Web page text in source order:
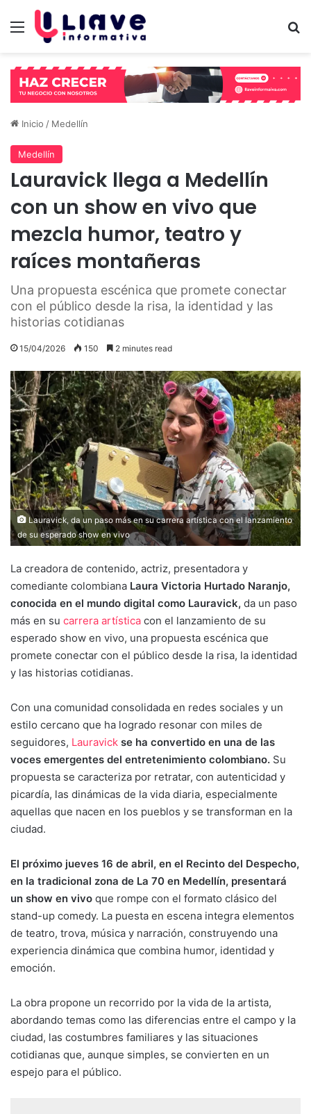
Menú
Inicio / Medellín
Medellín
Lauravick llega a Medellín
con un show en vivo que
mezcla humor, teatro y
raíces montañeras
Una propuesta escénica que promete conectar
con el público desde la risa, la identidad y las
historias cotidianas
15/04/2026 150 2 minutes read
Lauravick, da un paso más en su carrera artística con el lanzamiento
de su esperado show en vivo
La creadora de contenido, actriz, presentadora y
comediante colombiana Laura Victoria Hurtado Naranjo,
conocida en el mundo digital como Lauravick, da un paso
más en su carrera artística con el lanzamiento de su
esperado show en vivo, una propuesta escénica que
promete conectar con el público desde la risa, la identidad
y las historias cotidianas.
Con una comunidad consolidada en redes sociales y un
estilo cercano que ha logrado resonar con miles de
seguidores, Lauravick se ha convertido en una de las
voces emergentes del entretenimiento colombiano. Su
propuesta se caracteriza por retratar, con autenticidad y
picardía, las dinámicas de la vida diaria, especialmente
aquellas que nacen en los pueblos y se transforman en la
ciudad.
El próximo jueves 16 de abril, en el Recinto del Despecho,
en la tradicional zona de La 70 en Medellín, presentará
un show en vivo que rompe con el formato clásico del
stand-up comedy. La puesta en escena integra elementos
de teatro, trova, música y narración, construyendo una
experiencia dinámica que combina humor, identidad y
emoción.
La obra propone un recorrido por la vida de la artista,
abordando temas como las diferencias entre el campo y la
ciudad, las costumbres familiares y las situaciones
cotidianas que, aunque simples, se convierten en un
espejo para el público.